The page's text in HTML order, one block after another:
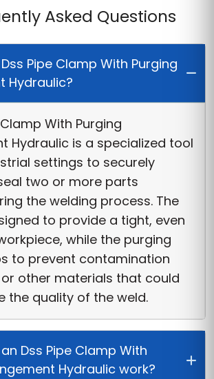
Asked Questions
Pipe Clamp With Purging
Hydraulic?
With Purging
Hydraulic is a specialized tool
settings to securely
two or more parts
the welding process. The
to provide a tight, even
while the purging
to prevent contamination
other materials that could
the quality of the weld.
Dss Pipe Clamp With
Hydraulic work?